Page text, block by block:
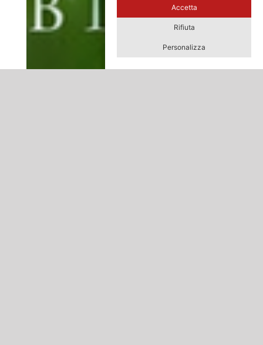
Accetta
Rifiuta
Personalizza